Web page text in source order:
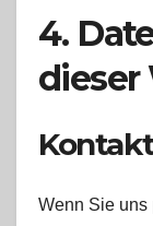
4.
dieser
Wenn Sie uns